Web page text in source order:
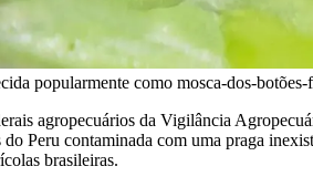
popularmente como mosca-dos-
agropecuários da Vigilância
do Peru contaminada com uma praga
brasileiras.